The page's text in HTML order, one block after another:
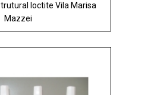
loctite Vila Marisa
Mazzei